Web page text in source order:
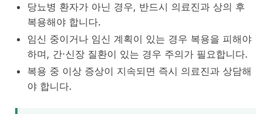
당뇨병 환자가 아닌 경우, 반드시 의료진과 상의 후
복용해야 합니다.
임신 중이거나 임신 계획이 있는 경우 복용을 피해야
하며, 간·신장 질환이 있는 경우 주의가 필요합니다.
복용 중 이상 증상이 지속되면 즉시 의료진과 상담해
야 합니다.